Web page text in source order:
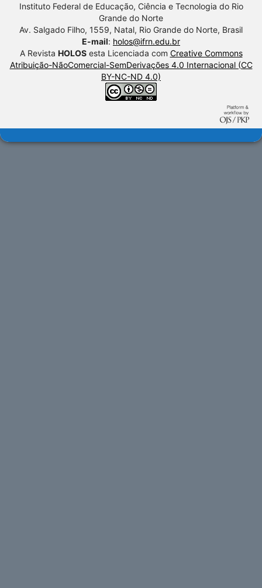
Instituto Federal de Educação, Ciência e Tecnologia do Rio
Grande do Norte
Av. Salgado Filho, 1559, Natal, Rio Grande do Norte, Brasil
E-mail: holos@ifrn.edu.br
A Revista HOLOSesta Licenciada com Creative Commons
Atribuição-NãoComercial-SemDerivações 4.0 Internacional (CC
BY-NC-ND 4.0)